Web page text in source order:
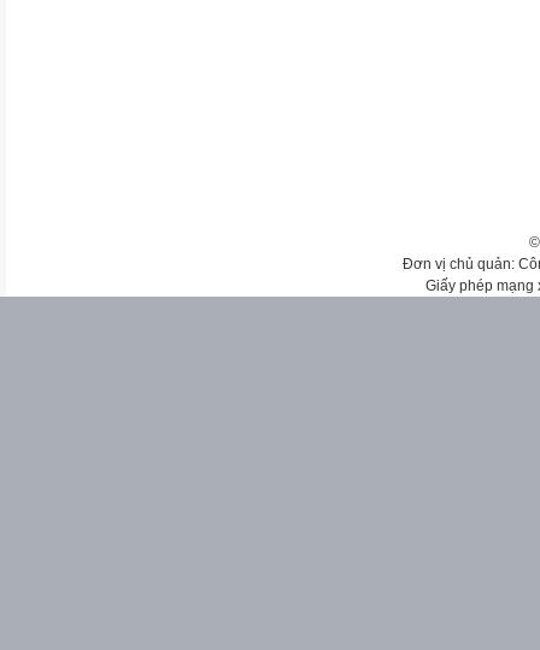
Đơn vị chủ quản:
Giấy phép mạng